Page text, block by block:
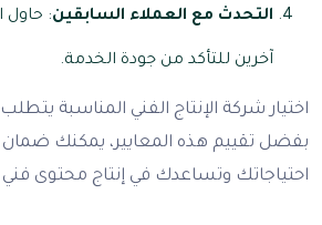
التحدث مع العملاء السابقين: حاول
آخرين للتأكد من جودة الخدمة.
اختيار شركة الإنتاج الفني المناسبة
بفضل تقييم هذه المعايير، يمكنك ضمان
احتياجاتك وتساعدك في إنتاج محتوى فني